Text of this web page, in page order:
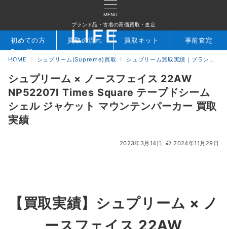
MENU
ブランド品・古着の高価買取・査定
検索 お問合せ
初めての方 買取の流れ 買取キット 事前査定
HOME シュプリーム(Supreme)買取 シュプリーム買取実績｜ブランド専門店LIFE
シュプリーム × ノースフェイス 22AW
NP52207I Times Square テープドシーム
シェル ジャケット マウンテンパーカー 買取
実績
2023年3月14日 2024年11月29日
【買取実績】シュプリーム × ノ
ースフェイス 22AW